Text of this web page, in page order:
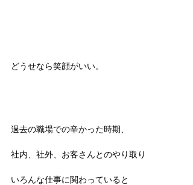
どうせなら笑顔がいい。
過去の職場での辛かった時期、
社内、社外、お客さんとのやり取り
いろんな仕事に関わっていると